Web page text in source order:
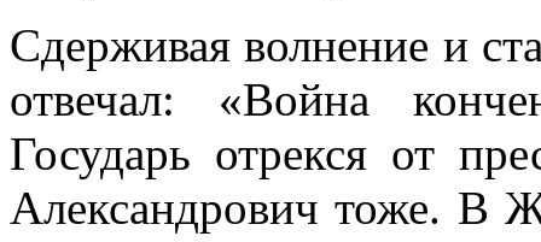
Сдерживая волнение и
отвечал: «Война
Государь отрекся от
Александрович тоже. В